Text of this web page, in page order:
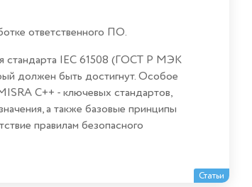
Статьи
ответственного ПО.
стандарта IEC 61508 (ГОСТ Р МЭК
должен быть достигнут. Особое
C++ - ключевых стандартов,
а также базовые принципы
правилам безопасного